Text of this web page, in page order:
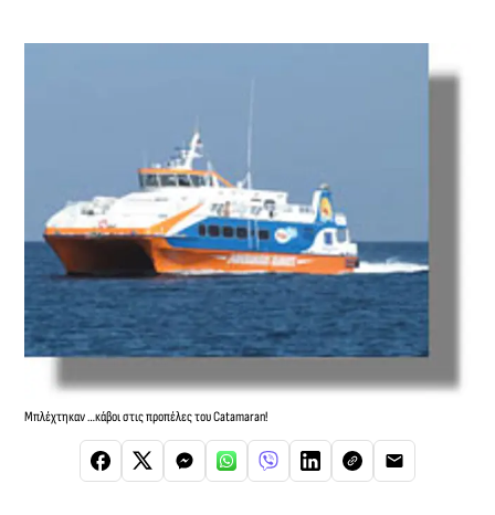
Μπλέχτηκαν …κάβοι στις προπέλες του Catamaran!